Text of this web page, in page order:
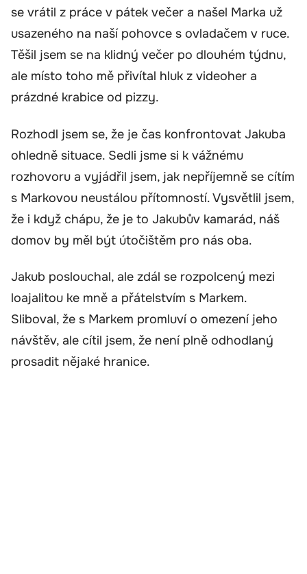
se vrátil z práce v pátek večer a našel Marka už
usazeného na naší pohovce s ovladačem v ruce.
Těšil jsem se na klidný večer po dlouhém týdnu,
ale místo toho mě přivítal hluk z videoher a
prázdné krabice od pizzy.
Rozhodl jsem se, že je čas konfrontovat Jakuba
ohledně situace. Sedli jsme si k vážnému
rozhovoru a vyjádřil jsem, jak nepříjemně se cítím
s Markovou neustálou přítomností. Vysvětlil jsem,
že i když chápu, že je to Jakubův kamarád, náš
domov by měl být útočištěm pro nás oba.
Jakub poslouchal, ale zdál se rozpolcený mezi
loajalitou ke mně a přátelstvím s Markem.
Sliboval, že s Markem promluví o omezení jeho
návštěv, ale cítil jsem, že není plně odhodlaný
prosadit nějaké hranice.